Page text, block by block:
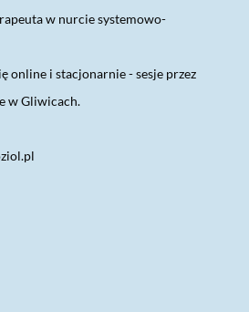
w nurcie systemowo-
online i stacjonarnie - sesje przez
w Gliwicach.